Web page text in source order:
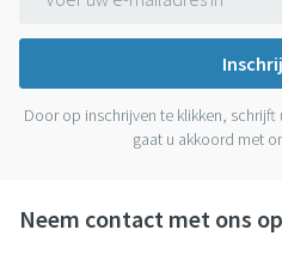
Door op inschrijven te klikken,
gaat u akkoord met
Neem contact met ons op